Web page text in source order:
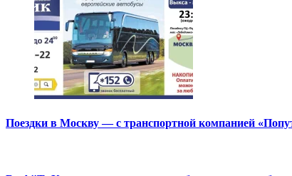
Поездки в Москву — с транспортной компанией